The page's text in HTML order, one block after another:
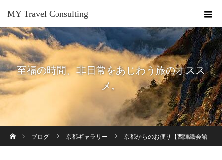
MY Travel Consulting
至福の時間、非日常をあじわう旅のオスス
メ。
ブログ
京都ギャラリー 京都からのお便り【西陣織会館